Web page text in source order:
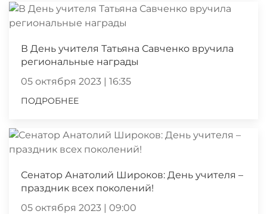
В День учителя Татьяна Савченко вручила
региональные награды
05 октября 2023 | 16:35
ПОДРОБНЕЕ
Сенатор Анатолий Широков: День учителя –
праздник всех поколений!
05 октября 2023 | 09:00